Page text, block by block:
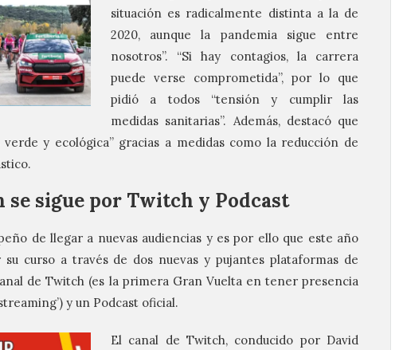
situación es radicalmente distinta a la de
2020, aunque la pandemia sigue entre
nosotros”. “Si hay contagios, la carrera
puede verse comprometida”, por lo que
pidió a todos “tensión y cumplir las
medidas sanitarias”. Además, destacó que
verde y ecológica” gracias a medidas como la reducción de
se sigue por Twitch y Podcast
de llegar a nuevas audiencias y es por ello que este año
curso a través de dos nuevas y pujantes plataformas de
de Twitch (es la primera Gran Vuelta en tener presencia
y un Podcast oficial.
El canal de Twitch, conducido por David